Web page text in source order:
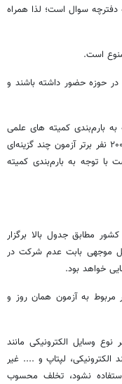
دفترچه سوال است؛ لذا همراه
است.
حوزه حضور داشته باشند و
بارم‌بندی کمیته های علمی
نمره پاسخ برگ تشریحی شرکت کنندگانی که جزو ۲۰۰ نفر برتر آزمون چند گزینه‌ای
توجه به بارم‌بندی کمیته
مطابق جدول بالا برگزار
موجهی بابت عدم شرکت در
خواهد بود.
مربوط به آزمون همان روز و
وسایل الکترونیکی مانند
الکترونیکی، لپتاپ و .... غیر
نشود، تخلف محسوب